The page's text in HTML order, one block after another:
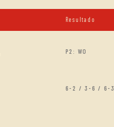
Resultado
P2: WO
6-2 / 3-6 / 6-3